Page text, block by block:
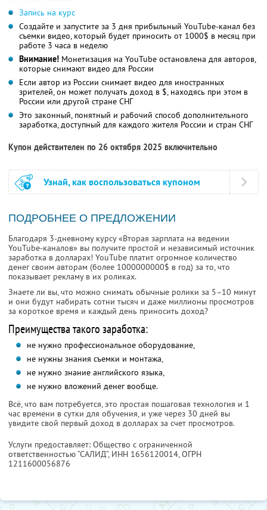
Запись на курс
Создайте и запустите за 3 дня прибыльный YouTube-канал без
съемки видео, который будет приносить от 1000$ в месяц при
работе 3 часа в неделю
Внимание! Монетизация на YouTube остановлена для авторов,
которые снимают видео для России
Если автор из России снимает видео для иностранных
зрителей, он может получать доход в $, находясь при этом в
России или другой стране СНГ
Это законный, понятный и рабочий способ дополнительного
заработка, доступный для каждого жителя России и стран СНГ
Купон действителен по 26 октября 2025 включительно
Узнай, как воспользоваться купоном
ПОДРОБНЕЕ О ПРЕДЛОЖЕНИИ
Благодаря 3-дневному курсу «Вторая зарплата на ведении
YouTube-каналов» вы получите простой и независимый источник
заработка в долларах! YouTube платит огромное количество
денег своим авторам (более 1000000000$ в год) за то, что
показывает рекламу в их роликах.
Знаете ли вы, что можно снимать обычные ролики за 5–10 минут
и они будут набирать сотни тысяч и даже миллионы просмотров
за короткое время и каждый день приносить доход?
Преимущества такого заработка:
не нужно профессиональное оборудование,
не нужны знания съемки и монтажа,
не нужно знание английского языка,
не нужно вложений денег вообще.
Всё, что вам потребуется, это простая пошаговая технология и 1
час времени в сутки для обучения, и уже через 30 дней вы
увидите свой первый доход в долларах за счет просмотров.
Услуги предоставляет: Общество с ограниченной
ответственностью “САЛИД”, ИНН 1656120014, ОГРН
1211600056876